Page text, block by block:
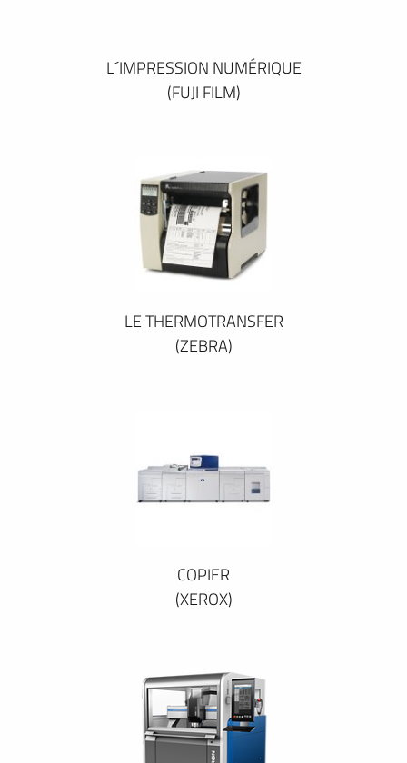
L´IMPRESSION NUMÉRIQUE
(FUJI FILM)
LE THERMOTRANSFER
(ZEBRA)
COPIER
(XEROX)